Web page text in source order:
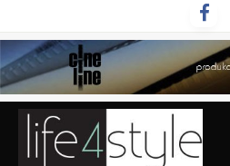
do
treści